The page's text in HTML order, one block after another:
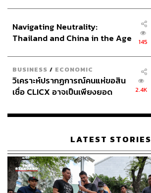
Navigating Neutrality:
Thailand and China in the Age
145
BUSINESS / ECONOMIC
วิเคราะห์ปรากฏการณ์คนแห่ขอสิน
เชื่อ CLICX อาจเป็นเพียงยอด
เรือนไทยที่ถูกซุกไว้
2.4K
LATEST STORIES